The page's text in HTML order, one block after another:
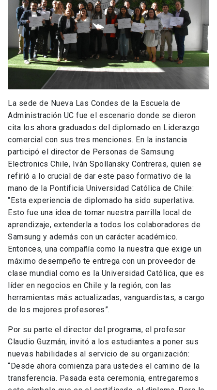
La sede de Nueva Las Condes de la Escuela de
Administración UC fue el escenario donde se dieron
cita los ahora graduados del diplomado en Liderazgo
comercial con sus tres menciones. En la instancia
participó el director de Personas de Samsung
Electronics Chile, Iván Spollansky Contreras, quien se
refirió a lo crucial de dar este paso formativo de la
mano de la Pontificia Universidad Católica de Chile:
“Esta experiencia de diplomado ha sido superlativa.
Esto fue una idea de tomar nuestra parrilla local de
aprendizaje, extenderla a todos los colaboradores de
Samsung y además con un carácter académico.
Entonces, una compañía como la nuestra que exige un
máximo desempeño te entrega con un proveedor de
clase mundial como es la Universidad Católica, que es
líder en negocios en Chile y la región, con las
herramientas más actualizadas, vanguardistas, a cargo
de los mejores profesores”.
Por su parte el director del programa, el profesor
Claudio Guzmán, invitó a los estudiantes a poner sus
nuevas habilidades al servicio de su organización:
“Desde ahora comienza para ustedes el camino de la
transferencia. Pasada esta ceremonia, entregaremos